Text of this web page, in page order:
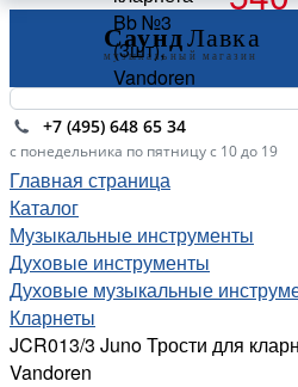
+7 (495) 648 65 34
с понедельника по пятницу с 10 до 19
Главная страница
Каталог
Музыкальные инструменты
Духовые инструменты
Духовые музыкальные
Кларнеты
JCR013/3 Juno Трости для
Vandoren
Bb №3
(3шт),
Vandoren